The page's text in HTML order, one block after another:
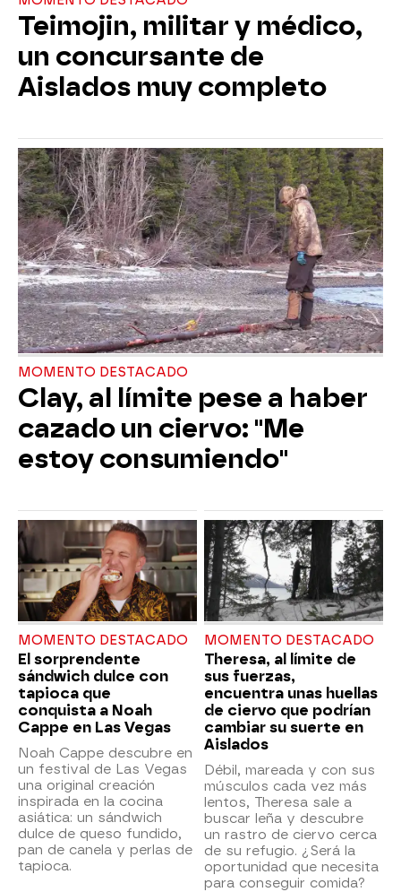
Teimojin, militar y médico,
un concursante de
Aislados muy completo
MOMENTO DESTACADO
Clay, al límite pese a haber
cazado un ciervo: "Me
estoy consumiendo"
MOMENTO DESTACADO
El sorprendente
sándwich dulce con
tapioca que
conquista a Noah
Cappe en Las Vegas
Noah Cappe descubre en
un festival de Las Vegas
una original creación
inspirada en la cocina
asiática: un sándwich
dulce de queso fundido,
pan de canela y perlas de
tapioca.
MOMENTO DESTACADO
Theresa, al límite de
sus fuerzas,
encuentra unas huellas
de ciervo que podrían
cambiar su suerte en
Aislados
Débil, mareada y con sus
músculos cada vez más
lentos, Theresa sale a
buscar leña y descubre
un rastro de ciervo cerca
de su refugio. ¿Será la
oportunidad que necesita
para conseguir comida?